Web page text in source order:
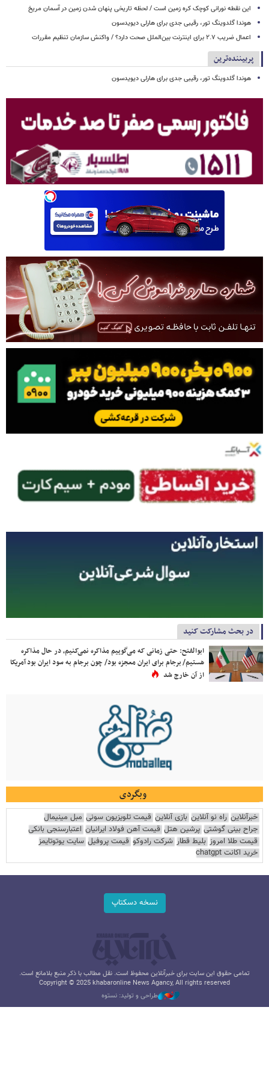
این نقطه نورانی کوچک کره زمین است / لحظه تاریخی پنهان شدن زمین در آسمان مریخ
هوندا گلدوینگ تور، رقیبی جدی برای هارلی دیویدسون
اعمال ضریب ۲.۷ برای اینترنت بین‌الملل صحت دارد؟ / واکنش سازمان تنظیم مقررات
پربیننده‌ترین
هوندا گلدوینگ تور، رقیبی جدی برای هارلی دیویدسون
در بحث مشارکت کنید
ابوالفتح: حتی زمانی که می‌گوییم مذاکره نمی‌کنیم، در حال مذاکره
هستیم/ برجام برای ایران معجزه بود/ چون برجام به سود ایران بود آمریکا
از آن خارج شد
وبگردی
خبرآنلاین راه نو آنلاین بازی آنلاین قیمت تلویزیون سونی مبل مینیمال
جراح بینی گوشتی پرشین هتل قیمت آهن فولاد ایرانیان اعتبارسنجی بانکی
قیمت طلا امروز بلیط قطار شرکت رادوکو قیمت پروفیل سایت یوتوتایمز
خرید اکانت chatgpt
نسخه دسکتاپ
تمامی حقوق این سایت برای خبرآنلاین محفوظ است. نقل مطالب با ذکر منبع بلامانع است.
Copyright © 2025 khabaronline News Agancy, All rights reserved
طراحی و تولید: نستوه